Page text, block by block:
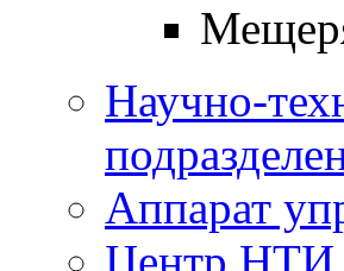
Научно-
Аппарат
Центр НТИ